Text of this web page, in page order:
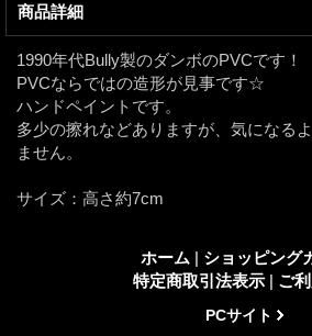
商品詳細
1990年代Bully製のダンボのPVCです！
PVCならではの造形が見事です☆
ハンドペイントです。
多少の擦れなどありますが、気になる
ません。
サイズ：高さ約7cm
ホーム | ショッピング
特定商取引法表示 | ご
PCサイト